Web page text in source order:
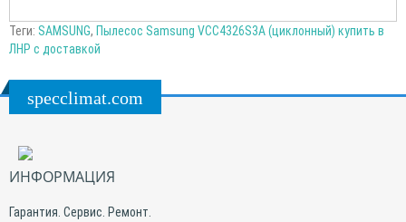
Теги: SAMSUNG, Пылесос Samsung VCC4326S3A (циклонный) купить в
ЛНР с доставкой
specclimat.com
ИНФОРМАЦИЯ
Гарантия. Сервис. Ремонт.